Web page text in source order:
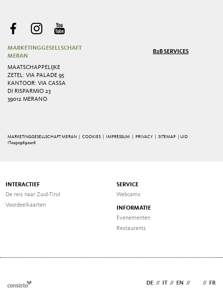
MARKETINGGESELLSCHAFT
MERAN
MAATSCHAPPELIJKE
ZETEL: VIA PALADE 95
KANTOOR: VIA CASSA
DI RISPARMIO 23
39012 MERANO
B2B SERVICES
MARKETINGGESELLSCHAFT MERAN | COOKIES IMPRESSUM PRIVACY |SITEMAP
| UID
IT02509690216
INTERACTIEF
De reis naar Zuid-Tirol
Voordeelkaarten
SERVICE
Webcams
INFORMATIE
Evenementen
Restaurants
DE // IT // EN // // FR